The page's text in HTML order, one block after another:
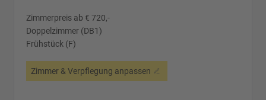
Zimmerpreis ab € 720,-
Doppelzimmer (DB1)
Frühstück (F)
Zimmer & Verpflegung anpassen